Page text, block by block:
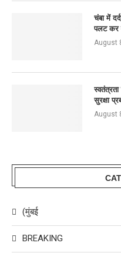
चंबा में
पलट कर
August
सुरक्षा
August
(मुंबई
BREAKING